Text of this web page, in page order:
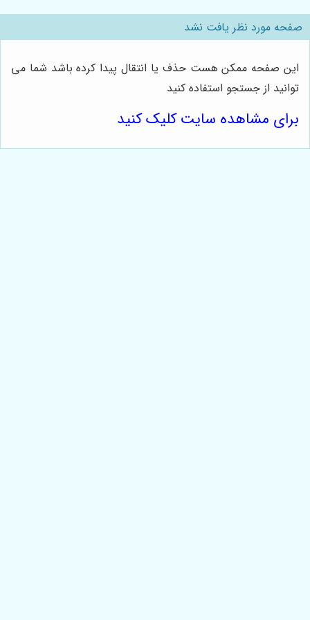
صفحه مورد نظر یافت نشد
این صفحه ممکن هست حذف یا انتقال پیدا کرده باشد شما می
توانید از جستجو استفاده کنید
برای مشاهده سایت کلیک کنید